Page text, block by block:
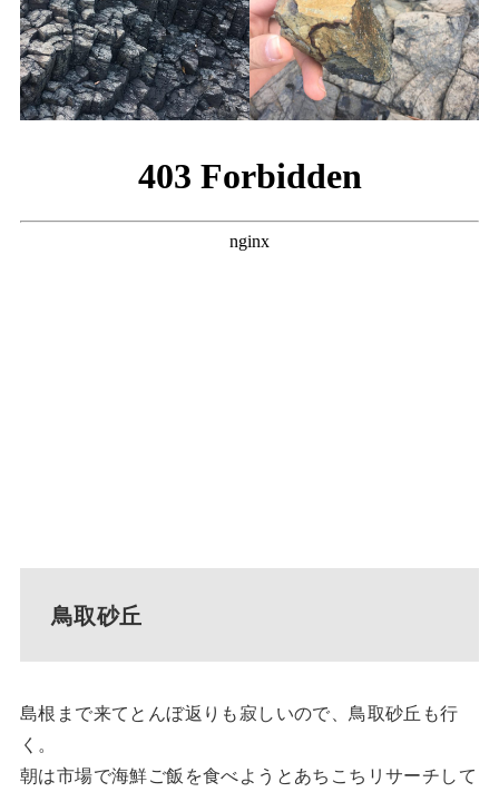
鳥取砂丘
島根まで来てとんぼ返りも寂しいので、鳥取砂丘も行
く。
朝は市場で海鮮ご飯を食べようとあちこちリサーチして